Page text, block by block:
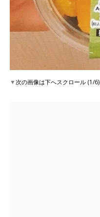
▼次の画像は下へスクロール (1/6)